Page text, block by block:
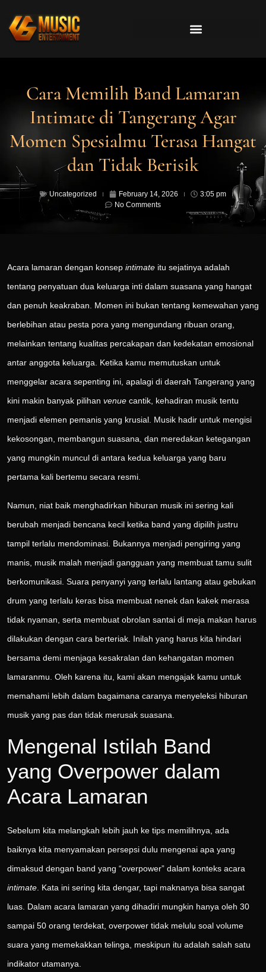
Cara Memilih Band Lamaran
Intimate di Tangerang Agar
Momen Spesialmu Terasa Hangat
dan Tidak Berisik
Uncategorized February 14, 2026
3:05 pm
No Comments
Acara lamaran dengan konsep intimate itu sejatinya adalah
tentang penyatuan dua keluarga inti dalam suasana yang hangat
dan penuh keakraban. Momen ini bukan tentang kemewahan yang
berlebihan atau pesta pora yang mengundang ribuan orang,
melainkan tentang kualitas percakapan dan kedekatan emosional
antar anggota keluarga. Ketika kamu memutuskan untuk
menggelar acara sepenting ini, apalagi di daerah Tangerang yang
kini makin banyak pilihan venue cantik, kehadiran musik tentu
menjadi elemen pemanis yang krusial. Musik hadir untuk mengisi
kekosongan, membangun suasana, dan meredakan ketegangan
yang mungkin muncul di antara kedua keluarga yang baru
pertama kali bertemu secara resmi.
Namun, niat baik menghadirkan hiburan musik ini sering kali
berubah menjadi bencana kecil ketika band yang dipilih justru
tampil terlalu mendominasi. Bukannya menjadi pengiring yang
manis, musik malah menjadi gangguan yang membuat tamu sulit
berkomunikasi. Suara penyanyi yang terlalu lantang atau gebukan
drum yang terlalu keras bisa membuat nenek dan kakek merasa
tidak nyaman, serta membuat obrolan santai di meja makan harus
dilakukan dengan cara berteriak. Inilah yang harus kita hindari
bersama demi menjaga kesakralan dan kehangatan momen
lamaranmu. Oleh karena itu, kami akan mengajak kamu untuk
memahami lebih dalam bagaimana caranya menyeleksi hiburan
musik yang pas dan tidak merusak suasana.
Mengenal Istilah Band
yang Overpower dalam
Acara Lamaran
Sebelum kita melangkah lebih jauh ke tips memilihnya, ada
baiknya kita menyamakan persepsi dulu mengenai apa yang
dimaksud dengan band yang “overpower” dalam konteks acara
intimate . Kata ini sering kita dengar, tapi maknanya bisa sangat
luas. Dalam acara lamaran yang dihadiri mungkin hanya oleh 30
sampai 50 orang terdekat, overpower tidak melulu soal volume
suara yang memekakkan telinga, meskipun itu adalah salah satu
indikator utamanya.